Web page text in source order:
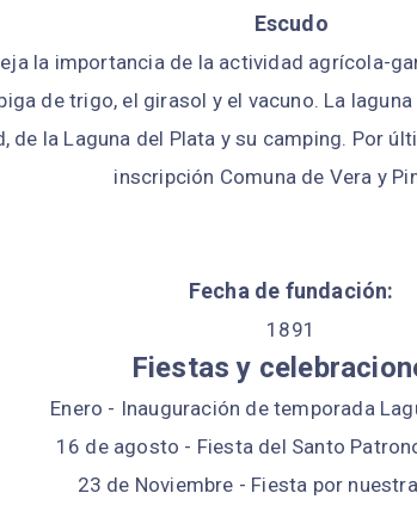
Escudo
la importancia de la actividad agrícola-
de trigo, el girasol y el vacuno. La
de la Laguna del Plata y su camping. Por
inscripción Comuna de Vera y
Fecha de fundación:
1891
Fiestas y
Enero - Inauguración de temporada
16 de agosto - Fiesta del Santo
23 de Noviembre - Fiesta por